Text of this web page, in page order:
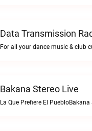
Data Transmission
Bakana Stereo Live
La Que Prefiere El PuebloBakana